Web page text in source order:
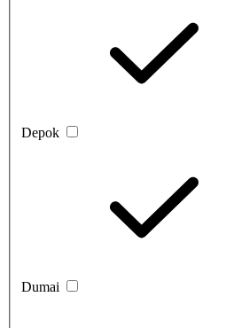
Depok
Dumai